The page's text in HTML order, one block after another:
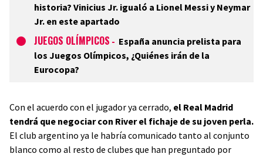
historia? Vinicius Jr. igualó a Lionel Messi y Neymar
Jr. en este apartado
JUEGOS OLÍMPICOS - España anuncia prelista para
los Juegos Olímpicos, ¿Quiénes irán de la
Eurocopa?
Con el acuerdo con el jugador ya cerrado, el Real Madrid
tendrá que negociar con River el fichaje de su joven perla.
El club argentino ya le habría comunicado tanto al conjunto
blanco como al resto de clubes que han preguntado por